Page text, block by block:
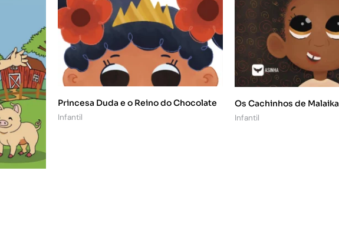
Princesa Duda e o Reino do Chocolate
Infantil
Os Cachinhos de Malaika
Infantil